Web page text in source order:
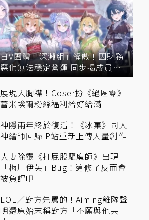
日V團體「深淵組」解散！因財務
惡化無法穩定營運 同步揭成員未
來去向
展現大胸襟！Coser扮《絕區零》
蕾米埃爾粉絲福利給好給滿
神隱兩年終於復活！《冰菓》同人
神繪師回歸 P站重新上傳大量創作
人妻除靈《打屁股驅魔師》出現
「梅川伊芙」Bug！這修了反而會
被負評吧
LOL／對方先罵的！Aiming離隊聲
明還原始末稱對方「不願與他共